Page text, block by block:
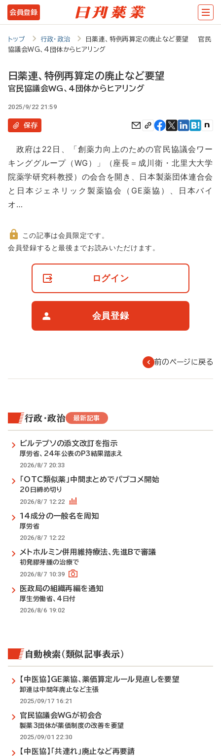
メ
イ
テ
ツ
に
動
会員登録
トップ 行政・政治
日薬連、特例再算定の廃止など要望 官民
協議会WG、4団体からヒアリング
日薬連、特例再算定の廃止など要望
官民協議会WG、4団体からヒアリング
2025/9/22 21:59
保存
政府は22日、「創薬力向上のための官民協議会ワー
キンググループ（WG）」（座長＝成川衛・北里大大学
院薬学研究科教授）の会合を開き、日本製薬団体連合会
と日本ジェネリック製薬協会（GE薬協）、日本バイ
オ…
非
この記事は会員限定です。
会員登録すると最後までお読みいただけます。
ログイン
会員登録
前のページに戻る
行政・政治 最新記事
ビルテプソの添文改訂を指示
厚労省、24年公表のP3結果踏まえ
2026/8/7 20:33
「OTC類似薬」中間まとめでパブコメ開始
20日締め切り
2026/8/7 12:22
14成分の一般名を周知
厚労省
2026/8/7 12:22
メトホルミン併用維持療法、先進Bで審議
初発膠芽腫の治療で
2026/8/7 10:39
医政局の組織再編を通知
厚生労働省、4日付
2026/8/6 19:02
自動検索（類似記事表示）
【中医協】GE薬協、薬価算定ルール見直しを要望
卸連は中間年廃止など主張
2025/09/17 16:21
官民協議会WGが初会合
製薬3団体が薬価制度の改善を要望
2025/09/01 22:30
【中医協】「共連れ」廃止など再要請